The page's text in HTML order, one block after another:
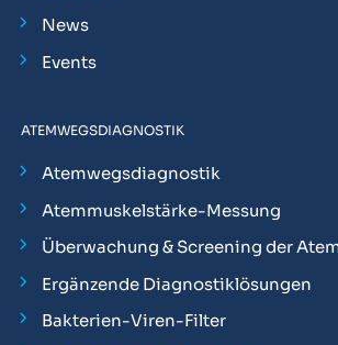
News
Events
ATEMWEGSDIAGNOSTIK
Atemwegsdiagnostik
Atemmuskelstärke-Messung
Überwachung & Screening der
Ergänzende Diagnostiklösungen
Bakterien-Viren-Filter